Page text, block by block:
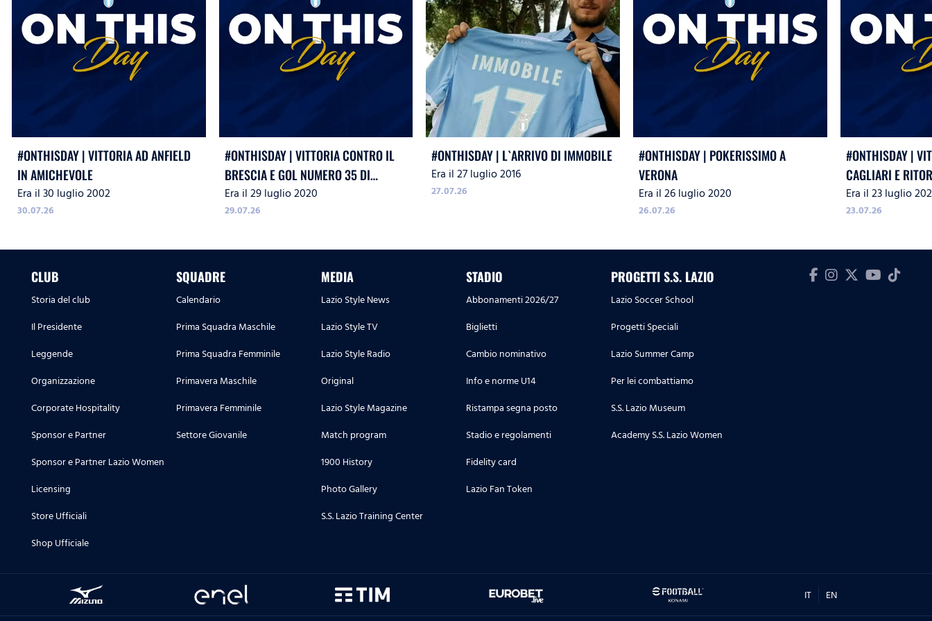
#ONTHISDAY | VITTORIA AD ANFIELD
IN AMICHEVOLE
Era il 30 luglio 2002
30.07.26
#ONTHISDAY | VITTORIA CONTRO IL
BRESCIA E GOL NUMERO 35 DI
IMMOBILE
Era il 29 luglio 2020
29.07.26
#ONTHISDAY | L`ARRIVO DI IMMOBILE
Era il 27 luglio 2016
27.07.26
#ONTHISDAY | POKERISSIMO A
VERONA
Era il 26 luglio 2020
26.07.26
#ONTHISDAY |
CAGLIARI E
LEAGUE
Era il 23 luglio
23.07.26
CLUB
Storia del club
Il Presidente
Leggende
Organizzazione
Corporate Hospitality
Sponsor e Partner
Sponsor e Partner Lazio Women
Licensing
Store Ufficiali
Shop Ufficiale
SQUADRE
Calendario
Prima Squadra Maschile
Prima Squadra Femminile
Primavera Maschile
Primavera Femminile
Settore Giovanile
MEDIA
Lazio Style News
Lazio Style TV
Lazio Style Radio
Original
Lazio Style Magazine
Match program
1900 History
Photo Gallery
S.S. Lazio Training Center
STADIO
Abbonamenti 2026/27
Biglietti
Cambio nominativo
Info e norme U14
Ristampa segna posto
Stadio e regolamenti
Fidelity card
Lazio Fan Token
PROGETTI S.S. LAZIO
Lazio Soccer School
Progetti Speciali
Lazio Summer Camp
Per lei combattiamo
S.S. Lazio Museum
Academy S.S. Lazio Women
IT EN